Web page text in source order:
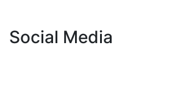
Social Media